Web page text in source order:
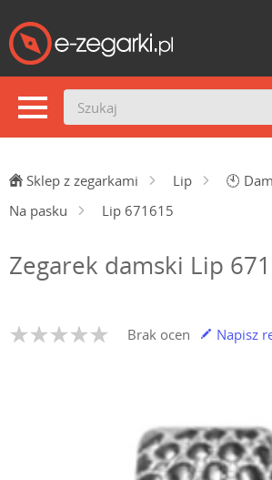
Sklep z zegarkami Lip 🕙
Na pasku
Lip 671615
Zegarek damski Lip
Brak ocen Napisz